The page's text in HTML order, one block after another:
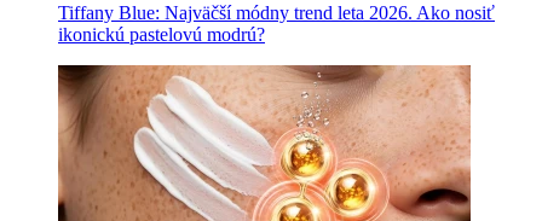
Tiffany Blue: Najväčší módny trend leta 2026. Ako nosiť
ikonickú pastelovú modrú?